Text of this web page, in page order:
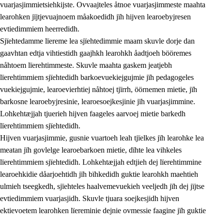
vuarjasjimmietsiehkijste. Ovvaajteles åtnoe vuarjasjimmeste maahta
learohken jïjtjevuajnoem måakoedidh jïh hijven learoebyjresen
evtiedimmiem heerredidh.
Sjïehtedamme lïereme lea sjïehtedimmie maam skuvle dorje dan
gaavhtan edtja vihtiestidh gaajhkh learohkh åadtjoeh bööremes
nåhtoem lïerehtimmeste. Skuvle maahta gaskem jeatjebh
lïerehtimmiem sjïehtedidh barkoevuekiejgujmie jïh pedagogeles
vuekiejgujmie, learoevierhtiej nåhtoej tjïrrh, öörnemen mietie, jïh
barkosne learoebyjresinie, learoesoejkesjinie jïh vuarjasjimmine.
Lohkehtæjjah tjuerieh hijven faageles aarvoej mietie barkedh
lïerehtimmiem sjïehtedidh.
Hijven vuarjasjimmie, gusnie vuartoeh leah tjïelkes jïh learohke lea
meatan jïh govlelge learoebarkoen mietie, dïhte lea vihkeles
lïerehtimmiem sjïehtedidh. Lohkehtæjjah edtjieh dej lïerehtimmine
learoehkidie dåarjoehtidh jïh bïhkedidh guktie learohkh maehtieh
ulmieh tseegkedh, sjïehteles haalvemevuekieh veeljedh jïh dej jïjtse
evtiedimmiem vuarjasjidh. Skuvle tjuara soejkesjidh hijven
ektievoetem learohken lïereminie dejnie ovmessie faagine jïh guktie